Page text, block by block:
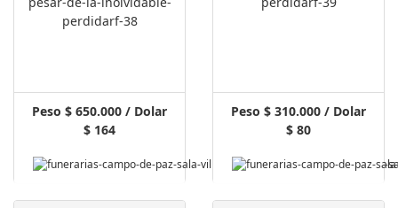
Peso $ 650.000 / Dolar
$ 164
Peso $ 310.000 / Dolar
$ 80